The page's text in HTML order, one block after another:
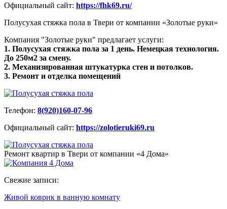
Официальный сайт: https://fhk69.ru/
Полусухая стяжка пола в Твери от компании «Золотые руки»
Компания "Золотые руки" предлагает услуги:
1. Полусухая стяжка пола за 1 день. Немецкая технология.
До 250м2 за смену.
2. Механизированная штукатурка стен и потолков.
3. Ремонт и отделка помещений
Телефон: 8(920)160-07-96
Официальный сайт: https://zolotieruki69.ru
Ремонт квартир в Твери от компании «4 Дома»
Свежие записи:
Живой коврик в ванную комнату